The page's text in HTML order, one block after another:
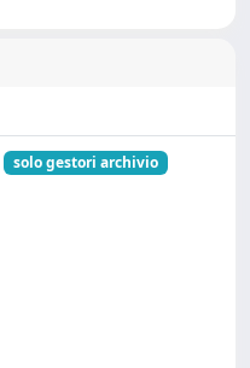
solo gestori archivio